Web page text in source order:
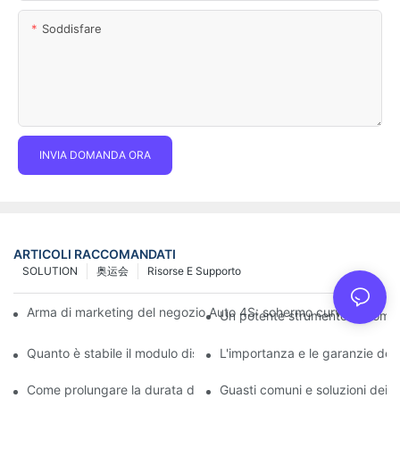
Soddisfare
INVIA DOMANDA ORA
ARTICOLI RACCOMANDATI
Risorse E Supporto
奥运会
SOLUTION
Arma di marketing del negozio Auto 4S: schermo curvo a LED
Un potente strumento di
Quanto è stabile il modulo display LED installato tramite
L'importanza e le garanzie
Come prolungare la durata del display LED da palco: guida alla
Guasti comuni e soluzioni dei